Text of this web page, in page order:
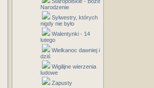
Narodzenie
Sylwestry, których
nigdy nie było
Walentynki - 14
lutego
Wielkanoc dawniej i
dziś
Wigilijne wierzenia
ludowe
Zapusty